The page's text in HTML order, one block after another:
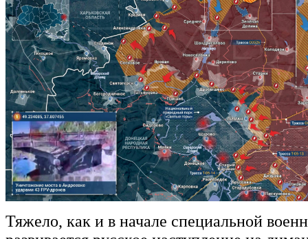
Тяжело, как и в начале специальной